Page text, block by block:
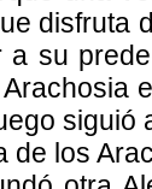
disfruta
a su
Arachosia
siguió
de los